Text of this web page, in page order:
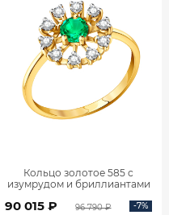
Кольцо золотое 585 с
изумрудом и бриллиантами
90 015 ₽ 96 790 ₽ -7%